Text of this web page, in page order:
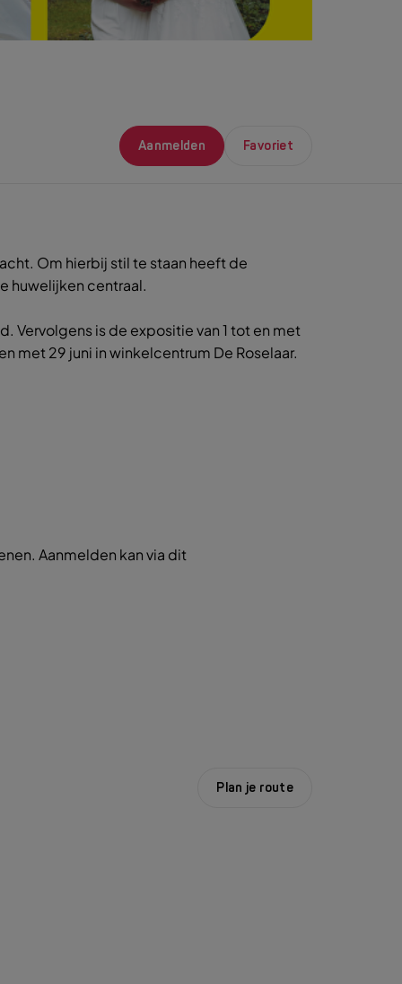
Aanmelden Favoriet
Om hierbij stil te staan heeft de
huwelijken centraal.
Vervolgens is de expositie van 1 tot en met
met 29 juni in winkelcentrum De Roselaar.
Aanmelden kan via dit
Plan je route